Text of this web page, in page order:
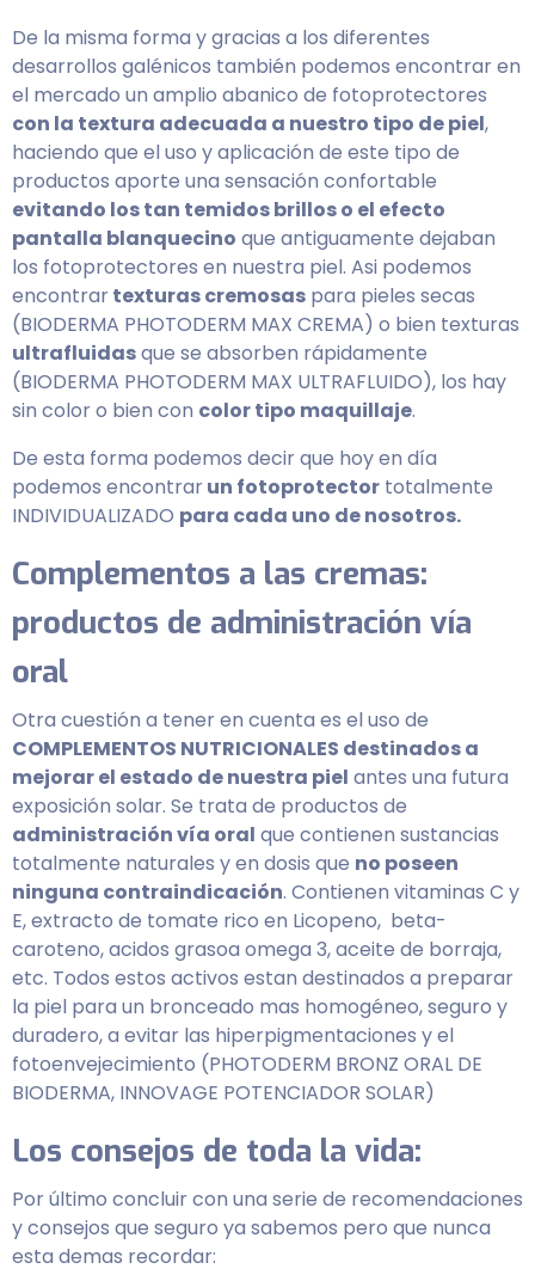
De la misma forma y gracias a los diferentes
desarrollos galénicos también podemos encontrar en
el mercado un amplio abanico de fotoprotectores
con la textura adecuada a nuestro tipo de piel,
haciendo que el uso y aplicación de este tipo de
productos aporte una sensación confortable
evitando los tan temidos brillos o el efecto
pantalla blanquecino que antiguamente dejaban
los fotoprotectores en nuestra piel. Asi podemos
encontrartexturas cremosas para pieles secas
(BIODERMA PHOTODERM MAX CREMA) o bien texturas
ultrafluidasque se absorben rápidamente
(BIODERMA PHOTODERM MAX ULTRAFLUIDO), los hay
sin color o bien con color tipo maquillaje.
De esta forma podemos decir que hoy en día
podemos encontrarun fotoprotector totalmente
INDIVIDUALIZADO para cada uno de nosotros.
Complementos a las cremas:
productos de administración vía
oral
Otra cuestión a tener en cuenta es el uso de
COMPLEMENTOS NUTRICIONALES destinados a
mejorar el estado de nuestra piel antes una futura
exposición solar. Se trata de productos de
administración vía oral que contienen sustancias
totalmente naturales y en dosis que no poseen
ninguna contraindicación. Contienen vitaminas C y
E, extracto de tomate rico en Licopeno, beta-
caroteno, acidos grasoa omega 3, aceite de borraja,
etc. Todos estos activos estan destinados a preparar
la piel para un bronceado mas homogéneo, seguro y
duradero, a evitar las hiperpigmentaciones y el
fotoenvejecimiento (PHOTODERM BRONZ ORAL DE
BIODERMA, INNOVAGE POTENCIADOR SOLAR)
Los consejos de toda la vida:
Por último concluir con una serie de recomendaciones
y consejos que seguro ya sabemos pero que nunca
esta demas recordar: